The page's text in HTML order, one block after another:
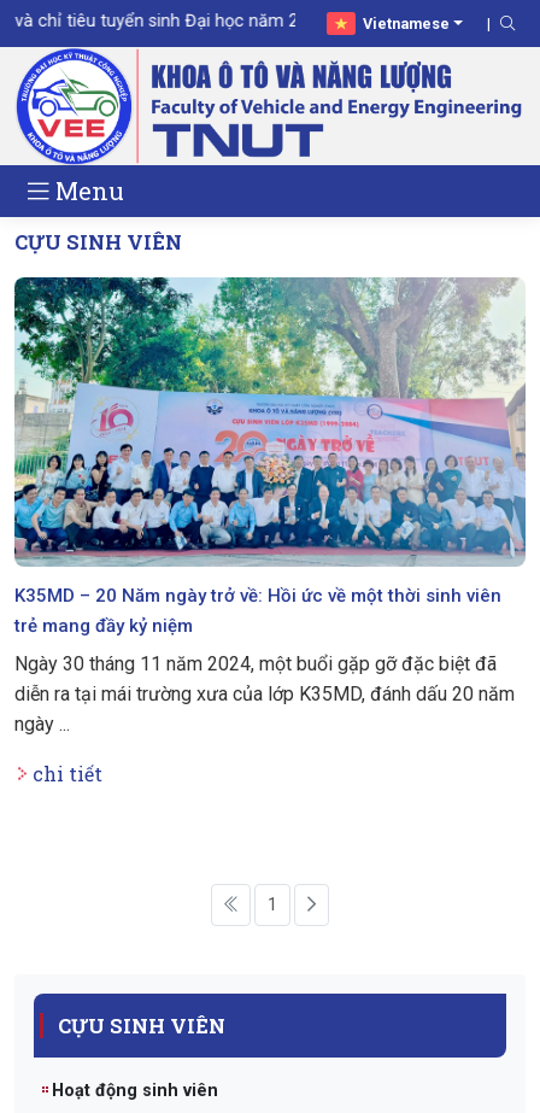
chỉ tiêu tuyển sinh Đại học năm 2026 Vietnamese
Menu
CỰU SINH VIÊN
K35MD – 20 Năm ngày trở về: Hồi ức về một thời sinh viên
trẻ mang đầy kỷ niệm
Ngày 30 tháng 11 năm 2024, một buổi gặp gỡ đặc biệt đã
diễn ra tại mái trường xưa của lớp K35MD, đánh dấu 20 năm
ngày ...
chi tiết
1
CỰU SINH VIÊN
Hoạt động sinh viên